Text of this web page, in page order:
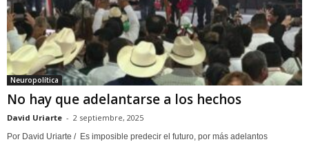
Neuropolítica
No hay que adelantarse a los hechos
David Uriarte - 2 septiembre, 2025
Por David Uriarte / Es imposible predecir el futuro, por más adelantos